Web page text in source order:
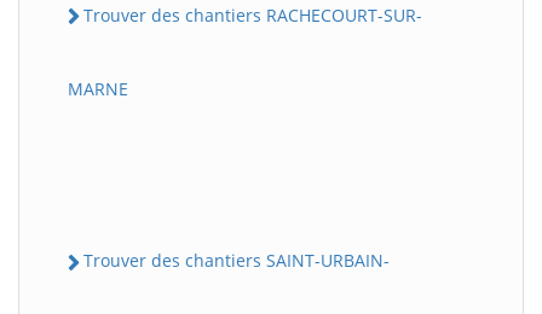
Trouver des chantiers RACHECOURT-SUR-
MARNE
Trouver des chantiers SAINT-URBAIN-